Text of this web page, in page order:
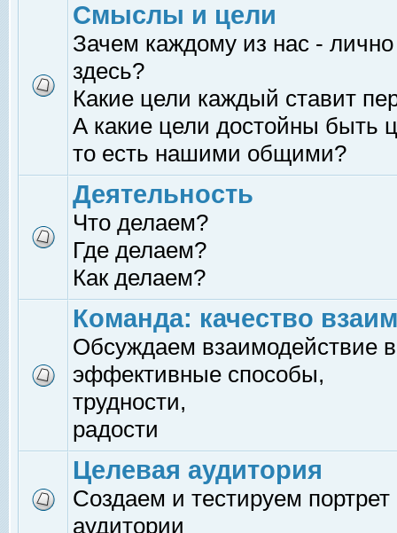
Смыслы и цели
Зачем каждому из нас -
здесь?
Какие цели каждый ставит
А какие цели достойны быть
то есть нашими общими?
Деятельность
Что делаем?
Где делаем?
Как делаем?
Команда: качество
Обсуждаем взаимодействие
эффективные способы,
трудности,
радости
Целевая аудитория
Создаем и тестируем
аудитории